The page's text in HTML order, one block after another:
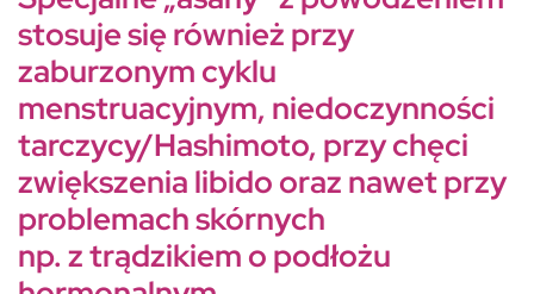
stosuje się również przy
zaburzonym cyklu
menstruacyjnym, niedoczynności
tarczycy/Hashimoto, przy chęci
zwiększenia libido oraz nawet przy
problemach skórnych
np. z trądzikiem o podłożu